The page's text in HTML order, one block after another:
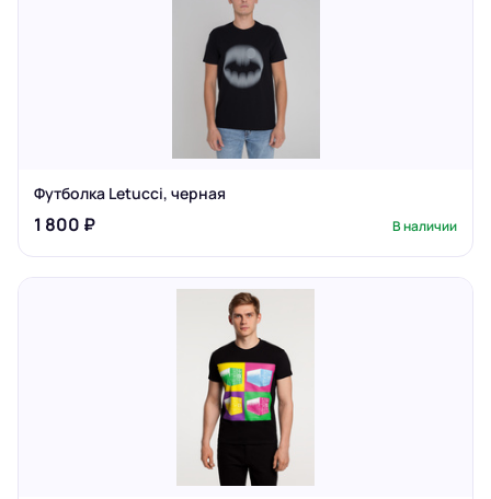
Футболка Letucci, черная
1 800 ₽ В наличии